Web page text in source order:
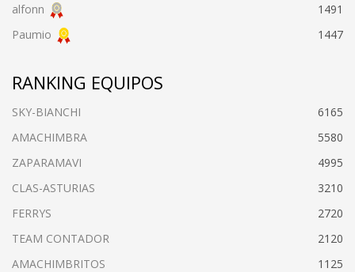
alfonn
1491
Paumio
1447
RANKING EQUIPOS
SKY-BIANCHI
6165
AMACHIMBRA
5580
ZAPARAMAVI
4995
CLAS-ASTURIAS
3210
FERRYS
2720
TEAM CONTADOR
2120
AMACHIMBRITOS
1125